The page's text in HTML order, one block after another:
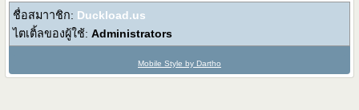
ชื่อสมาาชิก: Duckload.us
ไตเติ้ลของผู้ใช้:Administrators
Mobile Style by Dartho